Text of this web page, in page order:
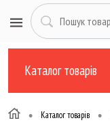
Каталог товарів
• Каталог товарів •